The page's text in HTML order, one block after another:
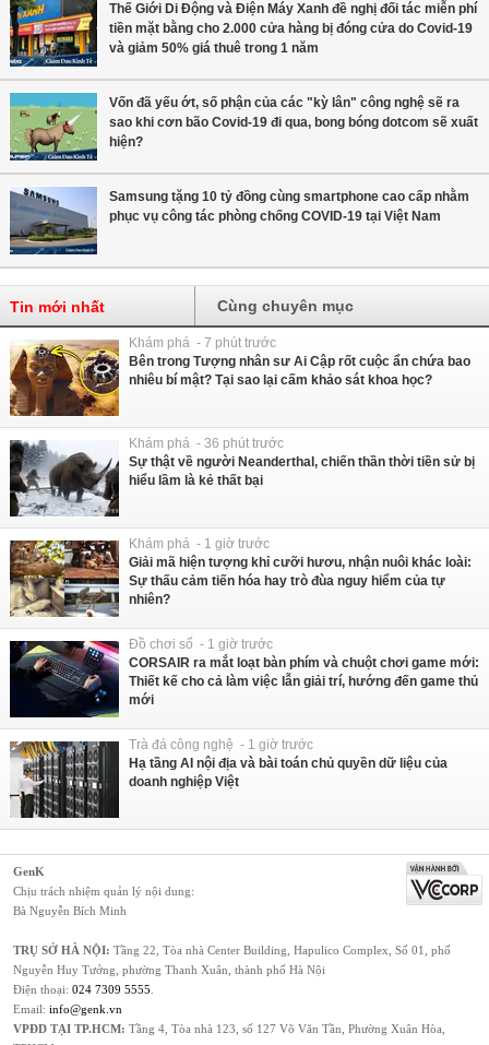
Thế Giới Di Động và Điện Máy Xanh đề nghị đối tác miễn phí
tiền mặt bằng cho 2.000 cửa hàng bị đóng cửa do Covid-19
và giảm 50% giá thuê trong 1 năm
Vốn đã yếu ớt, số phận của các "kỳ lân" công nghệ sẽ ra
sao khi cơn bão Covid-19 đi qua, bong bóng dotcom sẽ xuất
hiện?
Samsung tặng 10 tỷ đồng cùng smartphone cao cấp nhằm
phục vụ công tác phòng chống COVID-19 tại Việt Nam
Tin mới nhất Cùng chuyên mục
Khám phá - 7 phút trước
Bên trong Tượng nhân sư Ai Cập rốt cuộc ẩn chứa bao
nhiêu bí mật? Tại sao lại cấm khảo sát khoa học?
Khám phá - 36 phút trước
Sự thật về người Neanderthal, chiến thần thời tiền sử bị
hiểu lầm là kẻ thất bại
Khám phá - 1 giờ trước
Giải mã hiện tượng khỉ cưỡi hươu, nhận nuôi khác loài:
Sự thấu cảm tiến hóa hay trò đùa nguy hiểm của tự
nhiên?
Đồ chơi số - 1 giờ trước
CORSAIR ra mắt loạt bàn phím và chuột chơi game mới:
Thiết kế cho cả làm việc lẫn giải trí, hướng đến game thủ
mới
Trà đá công nghệ - 1 giờ trước
Hạ tầng AI nội địa và bài toán chủ quyền dữ liệu của
doanh nghiệp Việt
GenK
Chịu trách nhiệm quản lý nội dung:
Bà Nguyễn Bích Minh
TRỤ SỞ HÀ NỘI: Tầng 22, Tòa nhà Center Building, Hapulico Complex, Số 01, phố
Nguyễn Huy Tưởng, phường Thanh Xuân, thành phố Hà Nội
Điện thoại: 024 7309 5555
Email: info@genk.vn
VPĐD TẠI TP.HCM: Tầng 4, Tòa nhà 123, số 127 Võ Văn Tần, Phường Xuân Hòa,